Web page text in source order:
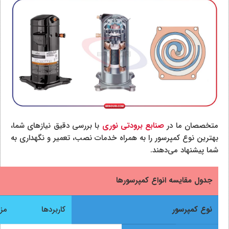
متخصصان ما در صنابع برودتی نوری با بررسی دقیق نیازهای شما،
بهترین نوع کمپرسور را به همراه خدمات نصب، تعمیر و نگهداری به
شما پیشنهاد می‌دهند.
جدول مقایسه انواع کمپرسورها
نوع کمپرسور کاربردها